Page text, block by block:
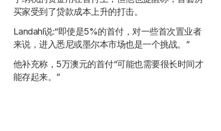
买家受到了贷款成本上升的打击。
Landahl说:“即使是5%的首付，对一些首次置业者
来说，进入悉尼或墨尔本市场也是一个挑战。”
他补充称，5万澳元的首付“可能也需要很长时间才
能存起来。”